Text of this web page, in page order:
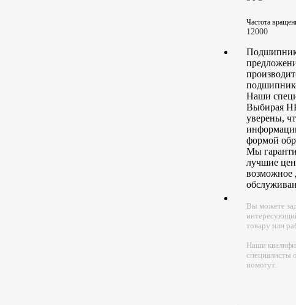
Частота
12000
Подшипник
Наши
Выбирая
уверены,
формой
Мы
лучшие
возможное
Вы можете
товару или
Наши
специалисты
помогут.